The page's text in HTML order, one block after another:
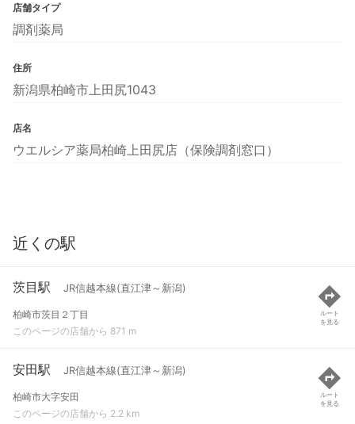
店舗タイプ
調剤薬局
住所
新潟県柏崎市上田尻1043
店名
ウエルシア薬局柏崎上田尻店（保険調剤窓口）
近くの駅
茨目駅 JR信越本線(直江津～新潟)
柏崎市茨目２丁目
このページの店舗から 871 m
ルート
を見る
安田駅 JR信越本線(直江津～新潟)
柏崎市大字安田
このページの店舗から 2.2 km
ルート
を見る